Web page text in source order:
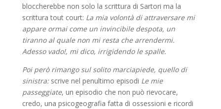
bloccherebbe non solo la scrittura di Sartori ma la
scrittura tout court: La mia volontà di attraversare mi
appare ormai come un invincibile despota, un
tiranno al quale non mi resta che arrendermi.
Adesso vado!, mi dico, irrigidendo le spalle.
Poi però rimango sul solito marciapiede, quello di
sinistra:scrive nel penultimo episodi Le mie
passeggiate, un episodio che non può rievocare,
credo, una psicogeografia fatta di ossessioni e ricordi